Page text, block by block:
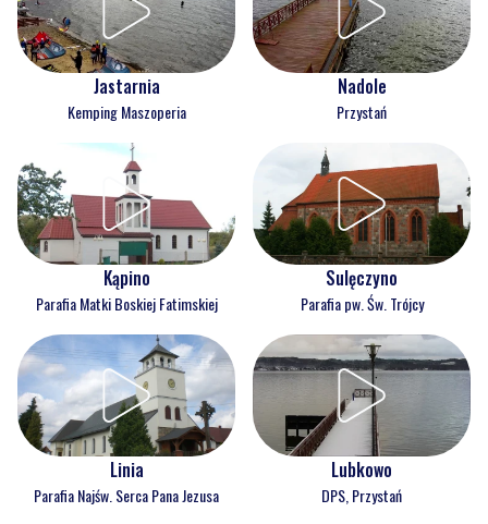
Jastarnia
Kemping Maszoperia
Nadole
Przystań
Kąpino
Parafia Matki Boskiej Fatimskiej
Sulęczyno
Parafia pw. Św. Trójcy
Linia
Parafia Najśw. Serca Pana Jezusa
Lubkowo
DPS, Przystań